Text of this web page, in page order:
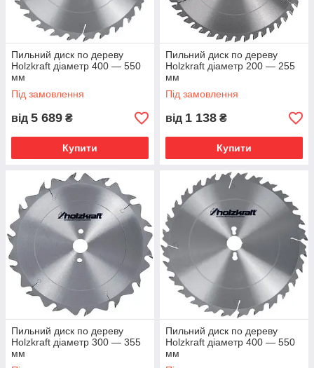
Пильний диск по дереву
Holzkraft діаметр 400 — 550
мм
Під замовлення
від 5 689 ₴
Купити
Пильний диск по дереву
Holzkraft діаметр 200 — 255
мм
Під замовлення
від 1 138 ₴
Купити
Пильний диск по дереву
Holzkraft діаметр 300 — 355
мм
Пильний диск по дереву
Holzkraft діаметр 400 — 550
мм